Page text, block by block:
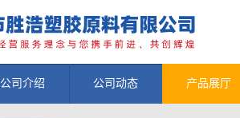
公司介绍 公司动态 产品展厅